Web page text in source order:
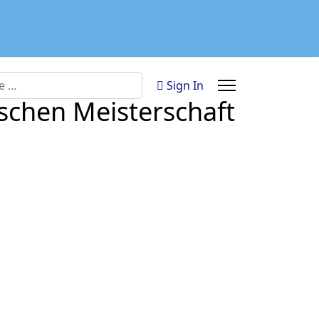
Sign In
Meisterschaft